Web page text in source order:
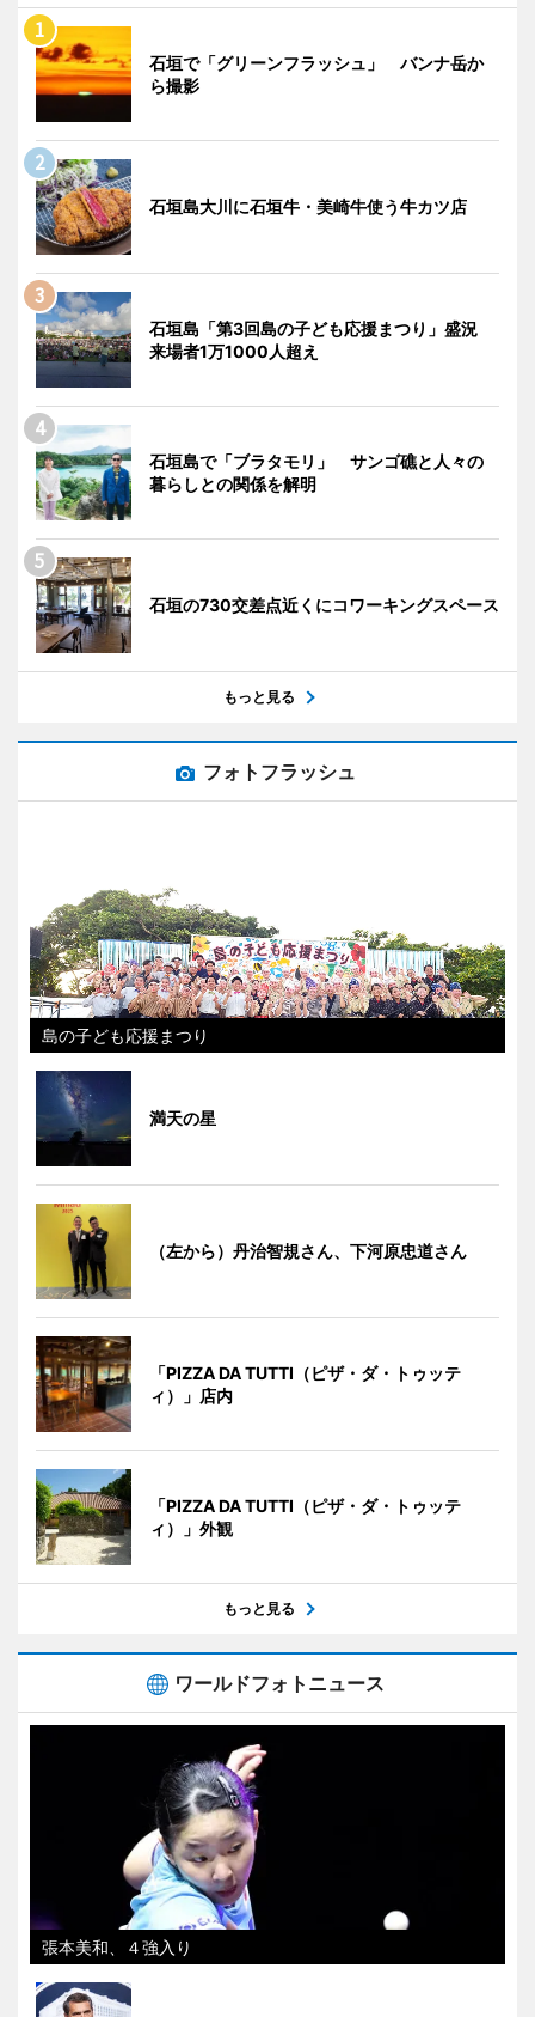
石垣で「グリーンフラッシュ」 バンナ岳か
ら撮影
石垣島大川に石垣牛・美崎牛使う牛カツ店
石垣島「第3回島の子ども応援まつり」盛況
来場者1万1000人超え
石垣島で「ブラタモリ」 サンゴ礁と人々の
暮らしとの関係を解明
石垣の730交差点近くにコワーキングスペース
もっと見る
フォトフラッシュ
島の子ども応援まつり
満天の星
（左から）丹治智規さん、下河原忠道さん
「PIZZA DA TUTTI（ピザ・ダ・トゥッテ
ィ）」店内
「PIZZA DA TUTTI（ピザ・ダ・トゥッテ
ィ）」外観
もっと見る
ワールドフォトニュース
張本美和、４強入り